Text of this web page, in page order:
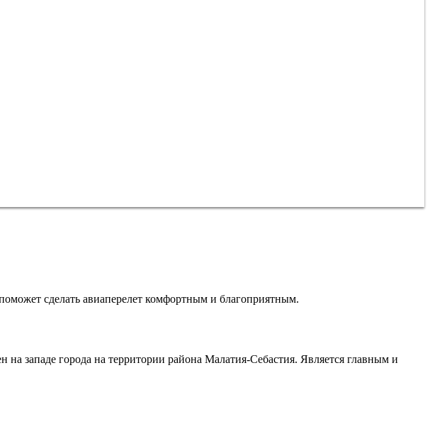
сделать авиаперелет комфортным и благоприятным.
западе города на территории района Малатия-Себастия. Является главным и